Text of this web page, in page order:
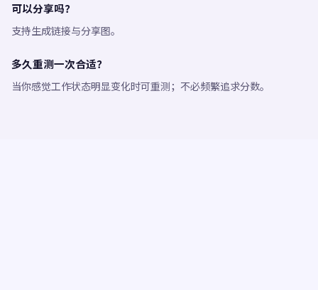
可以分享吗？
支持生成链接与分享图。
多久重测一次合适？
当你感觉工作状态明显变化时可重测；不必频繁追求分数。